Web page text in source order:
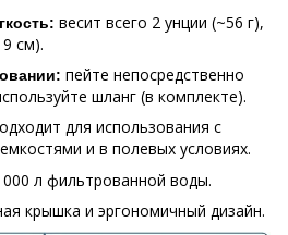
весит всего 2 унции (~56 г),
см).
пейте непосредственно
шланг (в комплекте).
для использования с
и в полевых условиях.
л фильтрованной воды.
крышка и эргономичный дизайн.